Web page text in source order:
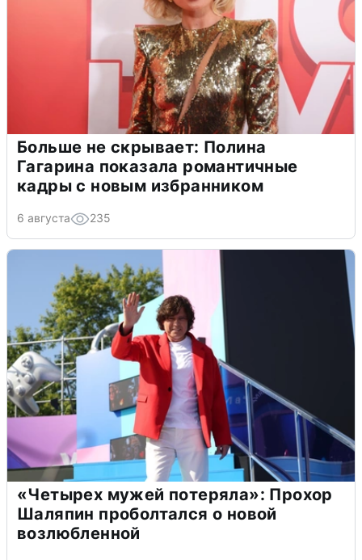
Больше не скрывает: Полина
Гагарина показала романтичные
кадры с новым избранником
6 августа 235
«Четырех мужей потеряла»: Прохор
Шаляпин проболтался о новой
возлюбленной